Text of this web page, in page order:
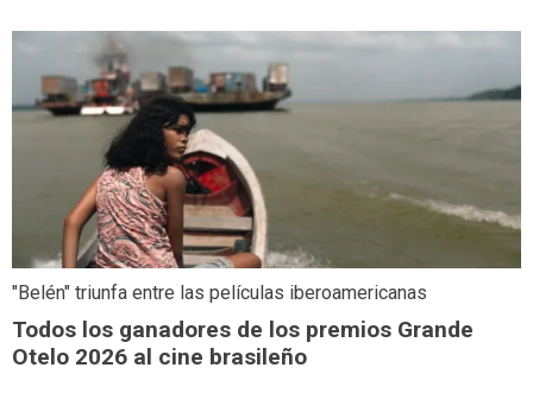
"Belén" triunfa entre las películas iberoamericanas
Todos los ganadores de los premios Grande
Otelo 2026 al cine brasileño